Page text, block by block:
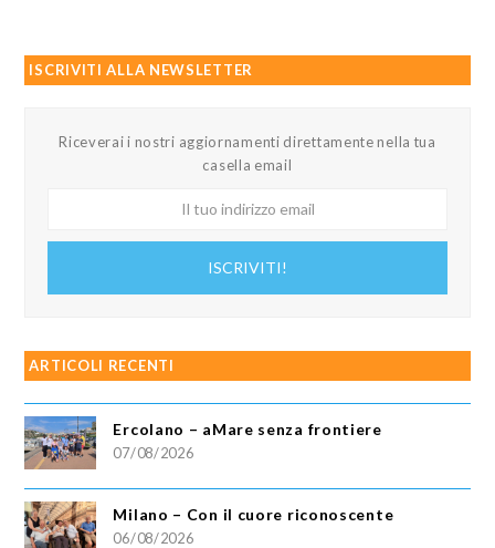
ISCRIVITI ALLA NEWSLETTER
Riceverai i nostri aggiornamenti direttamente nella tua
casella email
ISCRIVITI!
ARTICOLI RECENTI
Ercolano – aMare senza frontiere
07/08/2026
Milano – Con il cuore riconoscente
06/08/2026